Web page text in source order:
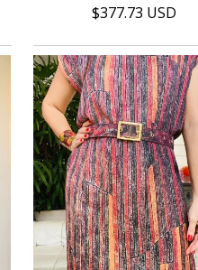
$377.73 USD